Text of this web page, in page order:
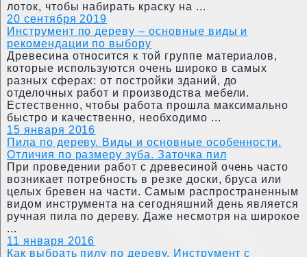
лоток, чтобы набирать краску на ...
20 сентября 2019
Инструмент по дереву – основные виды и
рекомендации по выбору
Древесина относится к той группе материалов,
которые используются очень широко в самых
разных сферах: от постройки зданий, до
отделочных работ и производства мебели.
Естественно, чтобы работа прошла максимально
быстро и качественно, необходимо ...
15 января 2016
Пила по дереву. Виды и основные особенности.
Отличия по размеру зуба. Заточка пил
При проведении работ с древесиной очень часто
возникает потребность в резке доски, бруса или
целых бревен на части. Самым распространенным
видом инструмента на сегодняшний день является
ручная пила по дереву. Даже несмотря на широкое
...
11 января 2016
Как выбрать пилу по дереву. Инструмент с